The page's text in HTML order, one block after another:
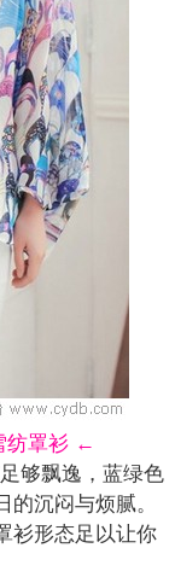
纺罩衫 ←
够飘逸，蓝绿色
沉闷与烦腻。
衫形态足以让你